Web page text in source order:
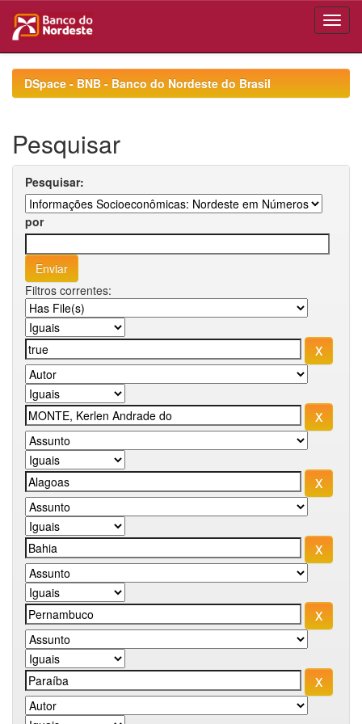
navigationDSpace - BNB - Banco do Nordeste do Brasil
Pesquisar
Pesquisar:
por
Filtros correntes: